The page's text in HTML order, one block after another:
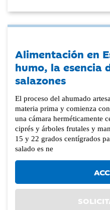
Alimentación en
humo, la esencia
salazones
El proceso del ahumado
materia prima y comienza
una cámara herméticamente
ciprés y árboles frutales y
15 y 22 grados centígrados
salado es ne